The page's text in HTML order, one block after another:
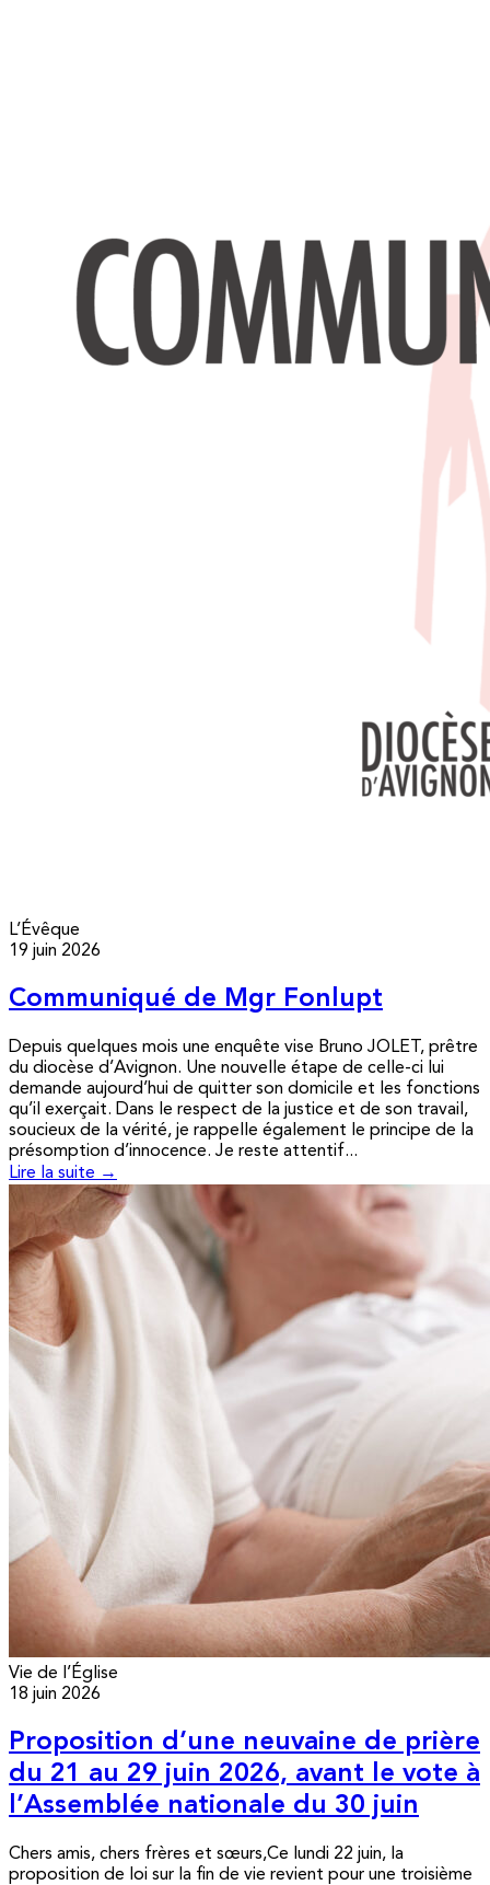
L’Évêque
19 juin 2026
Communiqué de Mgr Fonlupt
Depuis quelques mois une enquête vise Bruno JOLET, prêtre
du diocèse d’Avignon. Une nouvelle étape de celle-ci lui
demande aujourd’hui de quitter son domicile et les fonctions
qu’il exerçait. Dans le respect de la justice et de son travail,
soucieux de la vérité, je rappelle également le principe de la
présomption d’innocence. Je reste attentif...
Lire la suite →
Vie de l’Église
18 juin 2026
Proposition d’une neuvaine de prière
du 21 au 29 juin 2026, avant le vote à
l’Assemblée nationale du 30 juin
Chers amis, chers frères et sœurs,Ce lundi 22 juin, la
proposition de loi sur la fin de vie revient pour une troisième